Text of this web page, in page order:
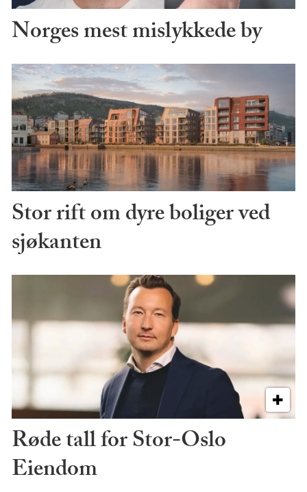
Norges mest mislykkede by
Stor rift om dyre boliger ved
sjøkanten
Røde tall for Stor-Oslo
Eiendom